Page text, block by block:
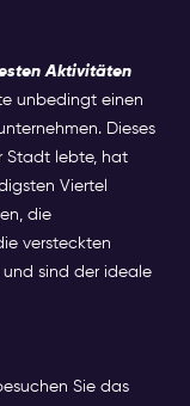
Aktivitäten
unbedingt einen
Dieses
Stadt lebte, hat
Viertel
die
versteckten
und sind der ideale
Sie das